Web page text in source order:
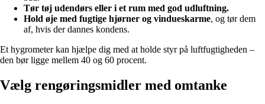
Tør tøj udendørs eller i et rum med god udluftning.
Hold øje med fugtige hjørner og vindueskarme, og tør dem
af, hvis der dannes kondens.
Et hygrometer kan hjælpe dig med at holde styr på luftfugtigheden –
den bør ligge mellem 40 og 60 procent.
Vælg rengøringsmidler med omtanke